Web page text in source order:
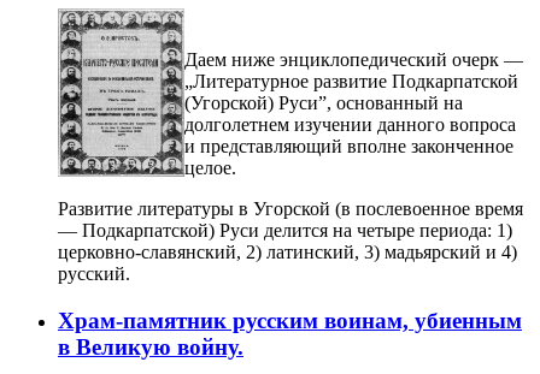
Даем ниже энциклопедический очерк —
„Литературное развитие Подкарпатской
(Угорской) Руси”, основанный на
долголетнем изучении данного вопроса
и представляющий вполне законченное
целое.
Развитие литературы в Угорской (в послевоенное время
— Подкарпатской) Руси делится на четыре периода: 1)
церковно-славянский, 2) латинский, 3) мадьярский и 4)
русский.
Храм-памятник русским воинам, убиенным
в Великую войну.